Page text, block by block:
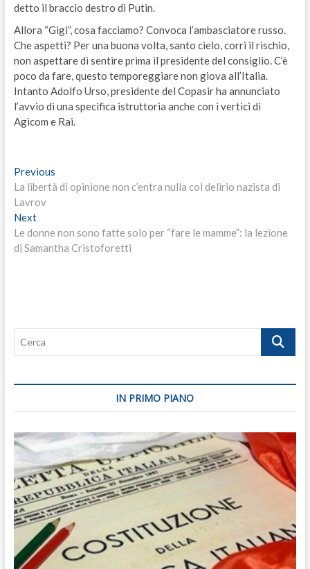
detto il braccio destro di Putin.
Allora “Gigi”, cosa facciamo? Convoca l’ambasciatore russo.
Che aspetti? Per una buona volta, santo cielo, corri il rischio,
non aspettare di sentire prima il presidente del consiglio. C’è
poco da fare, questo temporeggiare non giova all’Italia.
Intanto Adolfo Urso, presidente del Copasir ha annunciato
l’avvio di una specifica istruttoria anche con i vertici di
Agicom e Rai.
Navigazione
articoli
PreviousPrevious
post:
La libertà di opinione non c’entra nulla col delirio nazista di
Lavrov
NextNext
post:
Le donne non sono fatte solo per “fare le mamme”: la lezione
di Samantha Cristoforetti
Cerca
IN PRIMO PIANO